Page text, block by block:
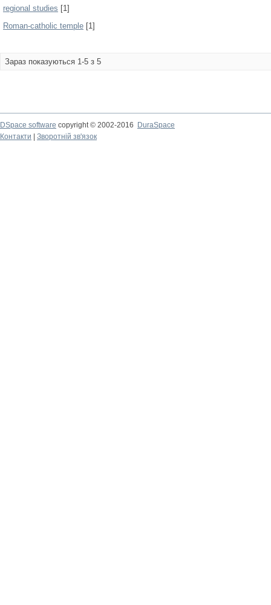
regional studies [1]
Roman-catholic temple [1]
Зараз показуються 1-5 з 5
DSpace software copyright © 2002-2016
DuraSpace
Контакти
Зворотній зв'язок